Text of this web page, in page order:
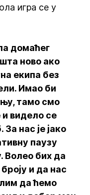
игра се у
домаћег
ново ако
екипа без
Имао би
тамо смо
видело се
нас је јако
паузу
Волео бих да
и да нас
да ћемо